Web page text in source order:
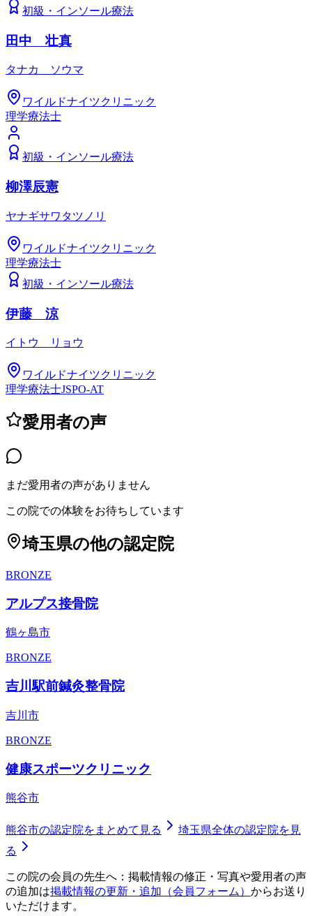
初級 ・ インソール療法
田中 壮真
タナカ ソウマ
ワイルドナイツクリニック
理学療法士
初級 ・ インソール療法
柳澤辰憲
ヤナギサワタツノリ
ワイルドナイツクリニック
理学療法士
初級 ・ インソール療法
伊藤 涼
イトウ リョウ
ワイルドナイツクリニック
理学療法士JSPO-AT
愛用者の声
まだ愛用者の声がありません
この院での体験をお待ちしています
埼玉県の他の認定院
BRONZE
アルプス接骨院
鶴ヶ島市
BRONZE
吉川駅前鍼灸整骨院
吉川市
BRONZE
健康スポーツクリニック
熊谷市
熊谷市の認定院をまとめて見る 埼玉県全体の認定院を見
る
この院の会員の先生へ：掲載情報の修正・写真や愛用者の声
の追加は掲載情報の更新・追加（会員フォーム） からお送り
いただけます。